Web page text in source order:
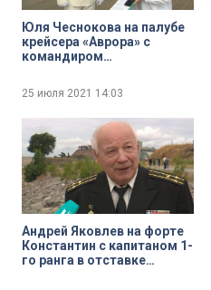
Юля Чеснокова на палубе
крейсера «Аврора» с
командиром
25 июля 2021 14:03
Андрей Яковлев на форте
Константин с капитаном 1-
го ранга в отставке